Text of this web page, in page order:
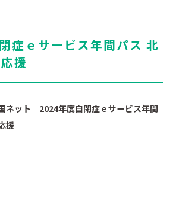
症ｅサービス年間パス 北
援
ネット 2024年度自閉症ｅサービス年間
援